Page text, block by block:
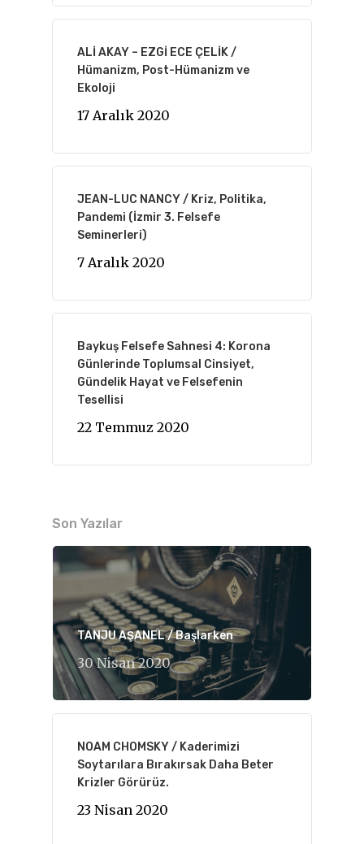
ALİ AKAY – EZGİ ECE ÇELİK /
Hümanizm, Post-Hümanizm ve
Ekoloji
17 Aralık 2020
JEAN-LUC NANCY / Kriz, Politika,
Pandemi (İzmir 3. Felsefe
Seminerleri)
7 Aralık 2020
Baykuş Felsefe Sahnesi 4: Korona
Günlerinde Toplumsal Cinsiyet,
Gündelik Hayat ve Felsefenin
Tesellisi
22 Temmuz 2020
Son Yazılar
TANJU AŞANEL / Başlarken
30 Nisan 2020
NOAM CHOMSKY / Kaderimizi
Soytarılara Bırakırsak Daha Beter
Krizler Görürüz.
23 Nisan 2020